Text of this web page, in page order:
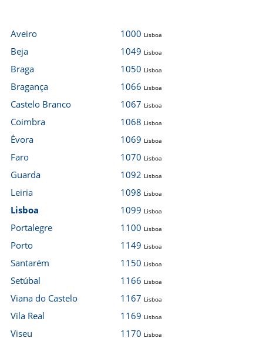
Aveiro
Beja
Braga
Bragança
Castelo Branco
Coimbra
Évora
Faro
Guarda
Leiria
Lisboa
Portalegre
Porto
Santarém
Setúbal
Viana do Castelo
Vila Real
Viseu
1000 Lisboa
1049 Lisboa
1050 Lisboa
1066 Lisboa
1067 Lisboa
1068 Lisboa
1069 Lisboa
1070 Lisboa
1092 Lisboa
1098 Lisboa
1099 Lisboa
1100 Lisboa
1149 Lisboa
1150 Lisboa
1166 Lisboa
1167 Lisboa
1169 Lisboa
1170 Lisboa